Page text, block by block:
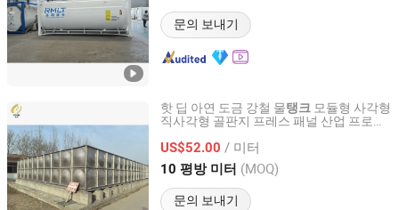
문의 보내기
Shandong, China 이후 2017
핫 딥 아연 도금 강철 물탱크 모듈형 사각형
직사각형 골판지 프레스 패널 산업 프로젝
US$52.00 / 미터
10 평방 미터 (MOQ)
문의 보내기
JINAN YINHE WATER SUPPLY AND DRAINAGE
EQUIPMENT CO., LTD.
Shandong, China 이후 2026